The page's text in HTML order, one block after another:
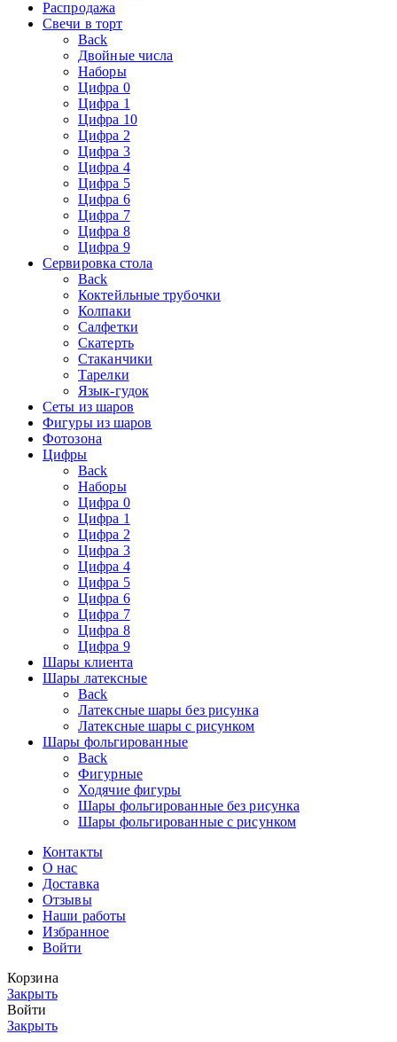
Распродажа
Свечи в торт
Back
Двойные числа
Наборы
Цифра 0
Цифра 1
Цифра 10
Цифра 2
Цифра 3
Цифра 4
Цифра 5
Цифра 6
Цифра 7
Цифра 8
Цифра 9
Сервировка стола
Back
Коктейльные трубочки
Колпаки
Салфетки
Скатерть
Стаканчики
Тарелки
Язык-гудок
Сеты из шаров
Фигуры из шаров
Фотозона
Цифры
Back
Наборы
Цифра 0
Цифра 1
Цифра 2
Цифра 3
Цифра 4
Цифра 5
Цифра 6
Цифра 7
Цифра 8
Цифра 9
Шары клиента
Шары латексные
Back
Латексные шары без рисунка
Латексные шары с рисунком
Шары фольгированные
Back
Фигурные
Ходячие фигуры
Шары фольгированные без рисунка
Шары фольгированные с рисунком
Контакты
О нас
Доставка
Отзывы
Наши работы
Избранное
Войти
Корзина
Закрыть
Войти
Закрыть